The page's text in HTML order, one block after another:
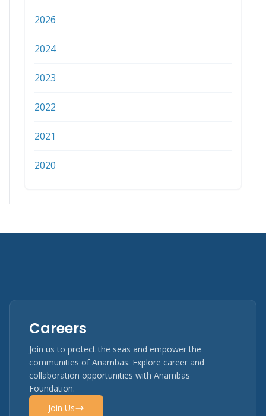
2026
2024
2023
2022
2021
2020
Careers
Join us to protect the seas and empower the
communities of Anambas. Explore career and
collaboration opportunities with Anambas
Foundation.
Join Us